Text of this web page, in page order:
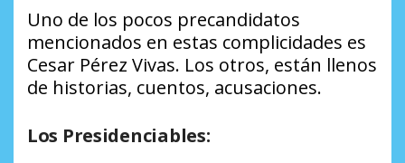
Uno de los pocos precandidatos
mencionados en estas complicidades es
Cesar Pérez Vivas. Los otros, están llenos
de historias, cuentos, acusaciones.
Los Presidenciables: